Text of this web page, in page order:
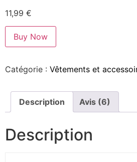
11,99 €
Buy Now
Catégorie : Vêtements et
Description Avis (6)
Description